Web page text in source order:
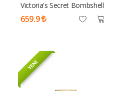
Victoria's Secret Bombshell
Edp 100 ML Tester Parfüm
Kadın
659.9
YENİ